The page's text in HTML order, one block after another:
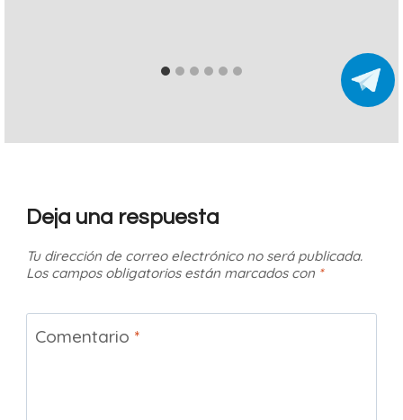
Deja una respuesta
Tu dirección de correo electrónico no será publicada.
Los campos obligatorios están marcados con *
Comentario *